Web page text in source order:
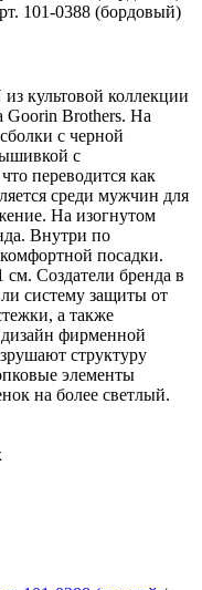
культовой коллекции
Goorin Brothers. На
с черной
с
переводится как
среди мужчин для
На изогнутом
Внутри по
посадки.
см. Создатели бренда в
систему защиты от
а также
фирменной
структуру
элементы
на более светлый.